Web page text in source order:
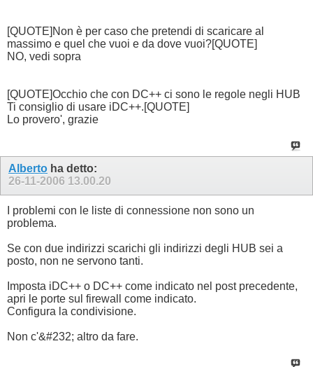
[QUOTE]Non è per caso che pretendi di scaricare al
massimo e quel che vuoi e da dove vuoi?[QUOTE]
NO, vedi sopra
[QUOTE]Occhio che con DC++ ci sono le regole negli HUB
Ti consiglio di usare iDC++.[QUOTE]
Lo provero', grazie
Alberto ha detto:
26-11-2006 13.00.20
I problemi con le liste di connessione non sono un
problema.
Se con due indirizzi scarichi gli indirizzi degli HUB sei a
posto, non ne servono tanti.
Imposta iDC++ o DC++ come indicato nel post precedente,
apri le porte sul firewall come indicato.
Configura la condivisione.
Non c'&#232; altro da fare.